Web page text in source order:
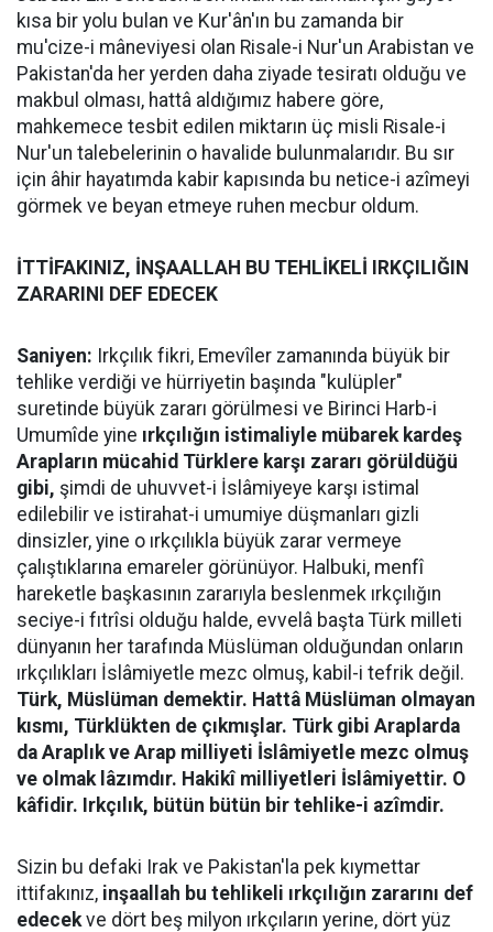
kısa bir yolu bulan ve Kur'ân'ın bu zamanda bir
mu'cize-i mâneviyesi olan Risale-i Nur'un Arabistan ve
Pakistan'da her yerden daha ziyade tesiratı olduğu ve
makbul olması, hattâ aldığımız habere göre,
mahkemece tesbit edilen miktarın üç misli Risale-i
Nur'un talebelerinin o havalide bulunmalarıdır. Bu sır
için âhir hayatımda kabir kapısında bu netice-i azîmeyi
görmek ve beyan etmeye ruhen mecbur oldum.
İTTİFAKINIZ, İNŞAALLAH BU TEHLİKELİ IRKÇILIĞIN
ZARARINI DEF EDECEK
Saniyen: Irkçılık fikri, Emevîler zamanında büyük bir
tehlike verdiği ve hürriyetin başında "kulüpler"
suretinde büyük zararı görülmesi ve Birinci Harb-i
Umumîde yine ırkçılığın istimaliyle mübarek kardeş
Arapların mücahid Türklere karşı zararı görüldüğü
gibi, şimdi de uhuvvet-i İslâmiyeye karşı istimal
edilebilir ve istirahat-i umumiye düşmanları gizli
dinsizler, yine o ırkçılıkla büyük zarar vermeye
çalıştıklarına emareler görünüyor. Halbuki, menfî
hareketle başkasının zararıyla beslenmek ırkçılığın
seciye-i fıtrîsi olduğu halde, evvelâ başta Türk milleti
dünyanın her tarafında Müslüman olduğundan onların
ırkçılıkları İslâmiyetle mezc olmuş, kabil-i tefrik değil.
Türk, Müslüman demektir. Hattâ Müslüman olmayan
kısmı, Türklükten de çıkmışlar. Türk gibi Araplarda
da Araplık ve Arap milliyeti İslâmiyetle mezc olmuş
ve olmak lâzımdır. Hakikî milliyetleri İslâmiyettir. O
kâfidir. Irkçılık, bütün bütün bir tehlike-i azîmdir.
Sizin bu defaki Irak ve Pakistan'la pek kıymettar
ittifakınız, inşaallah bu tehlikeli ırkçılığın zararını def
edecek ve dört beş milyon ırkçıların yerine, dört yüz